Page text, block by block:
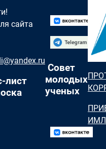
сайта
лист
Совет
молодых
ученых